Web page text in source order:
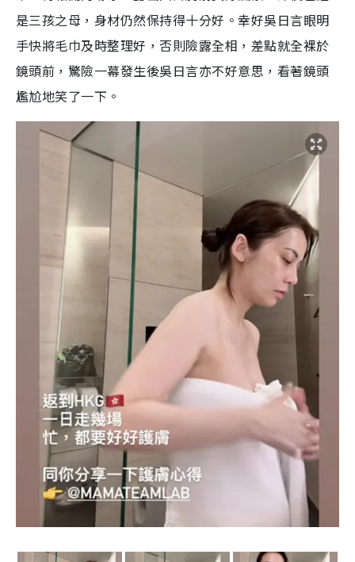
是三孩之母，身材仍然保持得十分好。幸好吳日言眼明
手快將毛巾及時整理好，否則險露全相，差點就全裸於
鏡頭前，驚險一幕發生後吳日言亦不好意思，看著鏡頭
尷尬地笑了一下。